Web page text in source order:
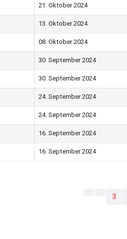
21. Oktober 2024
13. Oktober 2024
08. Oktober 2024
30. September 2024
30. September 2024
24. September 2024
24. September 2024
16. September 2024
16. September 2024
3